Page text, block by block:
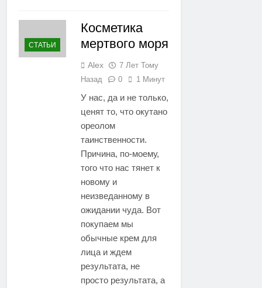
СТАТЬИ
Косметика
мертвого моря
Alex
7 Лет Тому
Назад
0 1 Минут
У нас, да и не только,
ценят то, что окутано
ореолом
таинственности.
Причина, по-моему,
того что нас тянет к
новому и
неизведанному в
ожидании чуда. Вот
покупаем мы
обычные крем для
лица и ждем
результата, не
просто результата, а